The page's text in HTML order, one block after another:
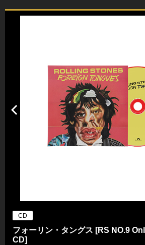
CD
フォーリン・タングス [RS NO.9
CD]